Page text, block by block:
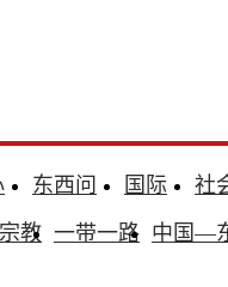
东西问 国际
社
宗教 一带一路 中国—